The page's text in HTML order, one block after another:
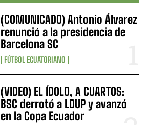
(COMUNICADO) Antonio Álvarez
renunció a la presidencia de
Barcelona SC
FÚTBOL ECUATORIANO
(VIDEO) EL ÍDOLO, A CUARTOS:
BSC derrotó a LDUP y avanzó
en la Copa Ecuador